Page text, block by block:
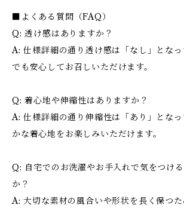
■よくある質問（FAQ）
Q: 透け感はありますか？
A: 仕様詳細の通り透け感は「なし」とな
でも安心してお召しいただけます。
Q: 着心地や伸縮性はありますか？
A: 仕様詳細の通り伸縮性は「あり」となっ
かな着心地をお楽しみいただけます。
Q: 自宅でのお洗濯やお手入れで気をつけ
か？
A: 大切な素材の風合いや形状を長く保つ